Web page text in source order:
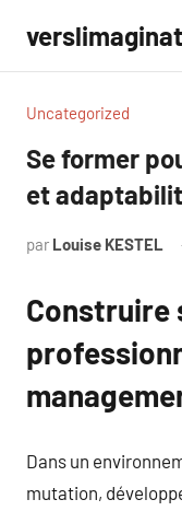
contenu
Uncategorized
Se former
et
par Louise KESTEL
Construire
Dans un
mutation,